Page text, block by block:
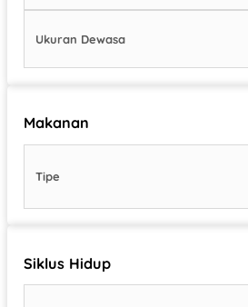
Ukuran Dewasa
Makanan
Tipe
Siklus Hidup